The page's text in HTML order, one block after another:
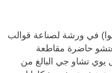
19 مايو 2025 (شينخوا) في ورشة لصناعة قوالب
حاضرة مقاطعة
يوي تشاو جي البالغ من